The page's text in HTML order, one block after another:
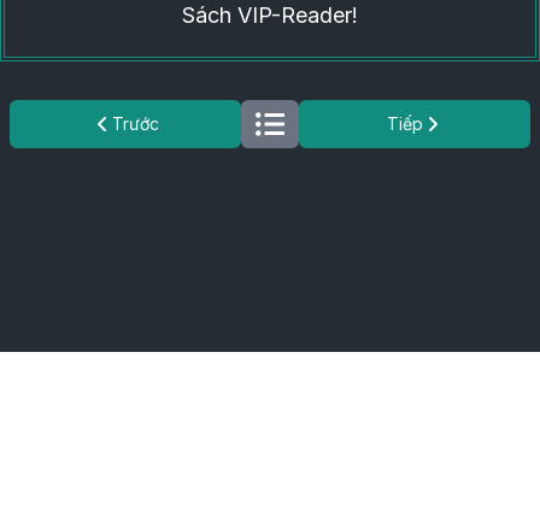
Sách VIP-Reader!
Trước Tiếp